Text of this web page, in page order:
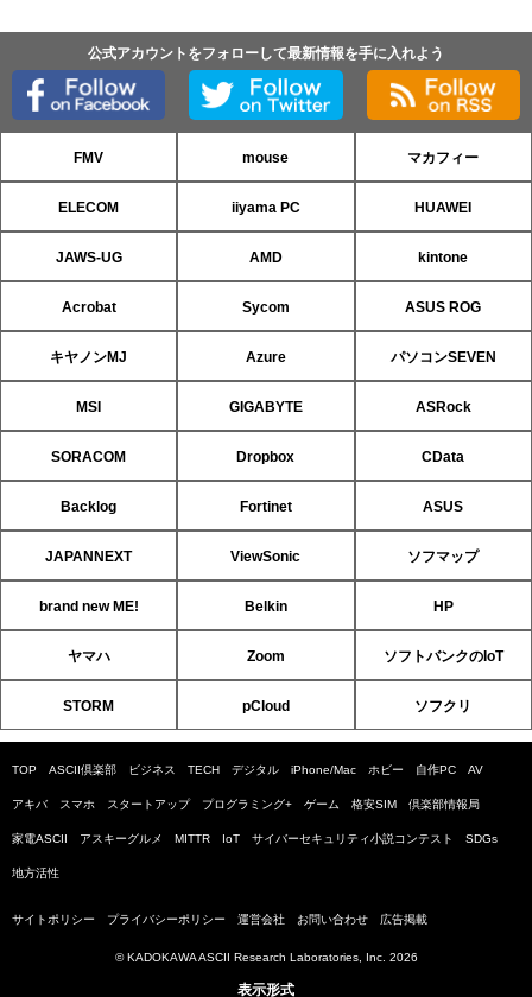
公式アカウントをフォローして最新情報を手に入れよう
FMV mouse マカフィー
ELECOM iiyama PC HUAWEI
JAWS-UG AMD kintone
Acrobat Sycom ASUS ROG
キヤノンMJ Azure パソコンSEVEN
MSI GIGABYTE ASRock
SORACOM Dropbox CData
Backlog Fortinet ASUS
JAPANNEXT ViewSonic ソフマップ
brand new ME! Belkin HP
ヤマハ Zoom ソフトバンクのIoT
STORM pCloud ソフクリ
TOP ASCII倶楽部 ビジネス TECH デジタル iPhone/Mac ホビー 自作PC AV
アキバ スマホ スタートアップ プログラミング+ ゲーム 格安SIM 倶楽部情報局
家電ASCII アスキーグルメ MITTR IoT サイバーセキュリティ小説コンテスト SDGs
地方活性
サイトポリシー プライバシーポリシー 運営会社 お問い合わせ 広告掲載
© KADOKAWA ASCII Research Laboratories, Inc. 2026
表示形式